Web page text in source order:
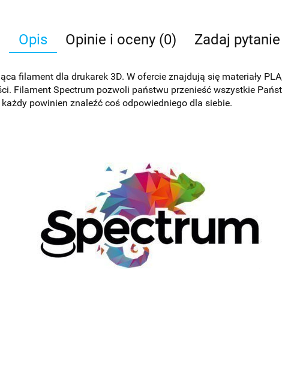
Opis Opinie i oceny (0) Zadaj pytanie
filament dla drukarek 3D. W ofercie znajdują się materiały
Filament Spectrum pozwoli państwu przenieść wszystkie
powinien znaleźć coś odpowiedniego dla siebie.